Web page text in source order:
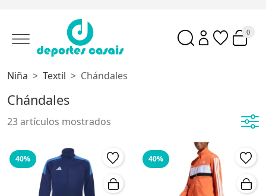
0
Niña Textil Chándales
Chándales
23 artículos mostrados
40% 40%